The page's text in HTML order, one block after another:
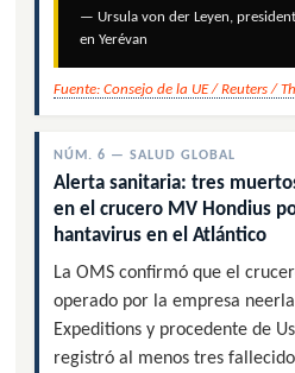
— Ursula von der Leyen,
en Yerévan
Fuente: Consejo de la UE / Reuters /
NÚM. 6 — SALUD GLOBAL
Alerta sanitaria: tres
en el crucero MV Hondius
hantavirus en el Atlántico
La OMS confirmó que el
operado por la empresa
Expeditions y procedente de
registró al menos tres